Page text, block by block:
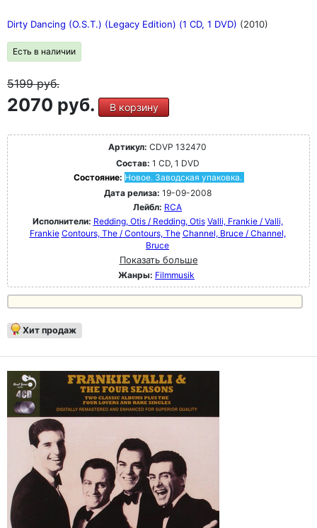
Dirty Dancing (O.S.T.) (Legacy Edition) (1 CD, 1 DVD) (2010)
Есть в наличии
5199руб.
2070 руб. В корзину
Артикул: CDVP 132470
Состав: 1 CD, 1 DVD
Состояние: Новое. Заводская упаковка.
Дата релиза: 19-09-2008
Лейбл: RCA
Исполнители: Redding, Otis / Redding, Otis Valli, Frankie / Valli,
Frankie Contours, The / Contours, The Channel, Bruce / Channel,
Bruce
Показать больше
Жанры: Filmmusik
Хит продаж